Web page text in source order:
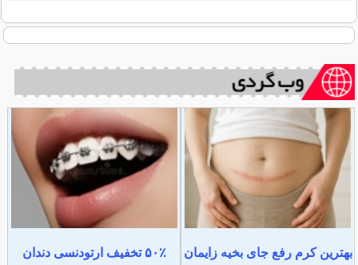
بهترین کرم رفع جای بخیه زایمان
۵۰٪ تخفیف ارتودنسی دندان